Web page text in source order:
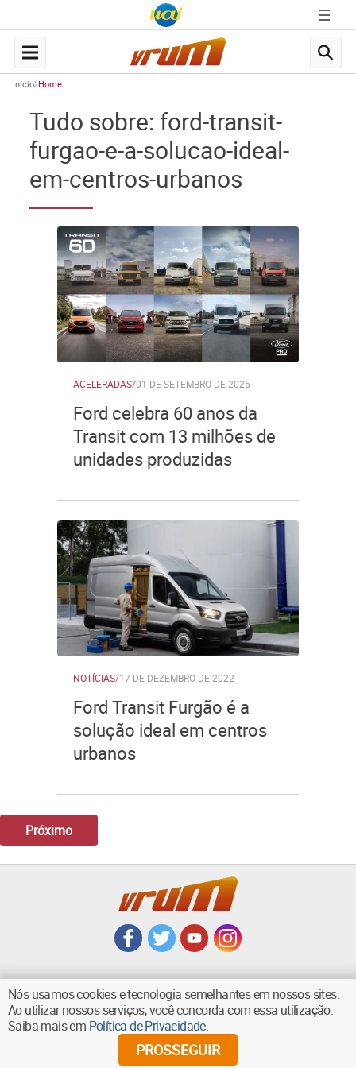
Início Home
Tudo sobre: ford-transit-
furgao-e-a-solucao-ideal-
em-centros-urbanos
ACELERADAS/01 DE SETEMBRO DE 2025
Ford celebra 60 anos da
Transit com 13 milhões de
unidades produzidas
NOTÍCIAS/17 DE DEZEMBRO DE 2022
Ford Transit Furgão é a
solução ideal em centros
urbanos
Próximo
VOLTAR AO TOPO
Nós usamos cookies e tecnologia semelhantes em nossos sites.
Ao utilizar nossos serviços, você concorda com essa utilização.
Saiba mais em Política de Privacidade.
PROSSEGUIR